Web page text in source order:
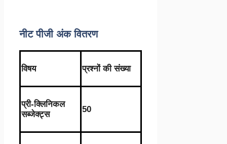
नीट पीजी अंक वितरण
विषय प्रश्नों की संख्या
प्री-क्लिनिकल
सब्जेक्ट्स
50